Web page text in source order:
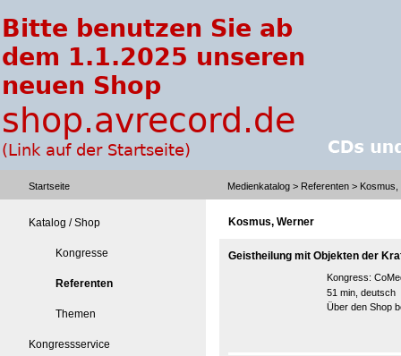
Startseite Medienkatalog > Referenten > Kosmus,
Katalog / Shop
Kongresse
Referenten
Themen
Kongressservice
Kosmus, Werner
Geistheilung mit Objekten der
Kongress:
51 min, deutsch
Über den Shop